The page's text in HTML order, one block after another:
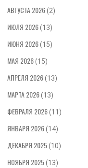
АВГУСТА 2026(2)
ИЮЛЯ 2026(13)
ИЮНЯ 2026(15)
МАЯ 2026(15)
АПРЕЛЯ 2026(13)
МАРТА 2026(13)
ФЕВРАЛЯ 2026(11)
ЯНВАРЯ 2026(14)
ДЕКАБРЯ 2025(10)
НОЯБРЯ 2025(13)